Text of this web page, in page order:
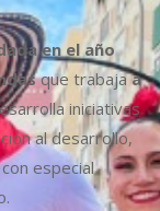
en el año
que trabajaa
iniciativas
al desarrollo,
especial